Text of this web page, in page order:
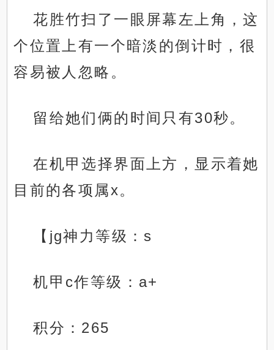
花胜竹扫了一眼屏幕左上角，这
个位置上有一个暗淡的倒计时，很
容易被人忽略。
留给她们俩的时间只有30秒。
在机甲选择界面上方，显示着她
目前的各项属x。
【jg神力等级：s
机甲c作等级：a+
积分：265